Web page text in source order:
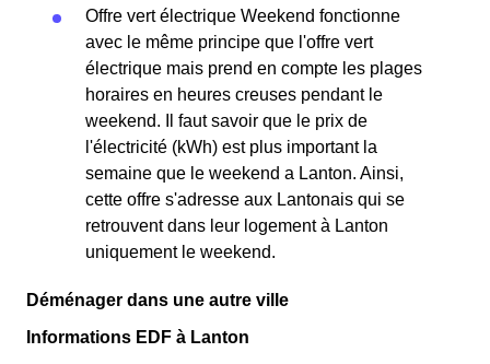
Offre vert électrique Weekend fonctionne
avec le même principe que l'offre vert
électrique mais prend en compte les plages
horaires en heures creuses pendant le
weekend. Il faut savoir que le prix de
l'électricité (kWh) est plus important la
semaine que le weekend a Lanton. Ainsi,
cette offre s'adresse aux Lantonais qui se
retrouvent dans leur logement à Lanton
uniquement le weekend.
Déménager dans une autre ville
Informations EDF à Lanton